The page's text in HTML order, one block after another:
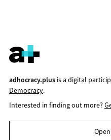
adhocracy.plusis a digital
Democracy.
Interested in finding out more?